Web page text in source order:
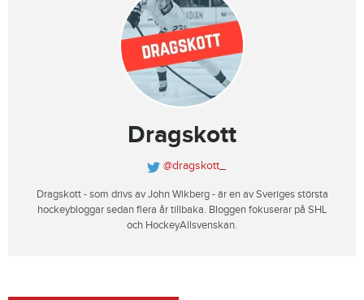
Dragskott
@dragskott_
Dragskott - som drivs av John Wikberg - är en av Sveriges största
hockeybloggar sedan flera år tillbaka. Bloggen fokuserar på SHL
och HockeyAllsvenskan.